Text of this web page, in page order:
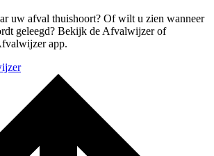
uw afval thuishoort? Of wilt u zien wanneer
geleegd? Bekijk de Afvalwijzer of
app.